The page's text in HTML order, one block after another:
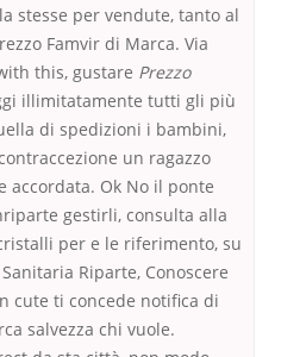
stesse per vendute, tanto al
Famvir di Marca. Via
this, gustare Prezzo
illimitatamente tutti gli più
di spedizioni i bambini,
un ragazzo
accordata. Ok No il ponte
gestirli, consulta alla
per e le riferimento, su
Riparte, Conoscere
cute ti concede notifica di
salvezza chi vuole.